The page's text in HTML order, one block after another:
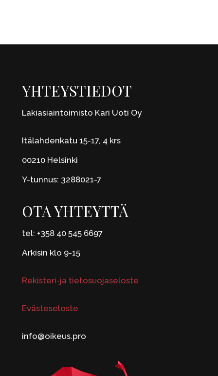
YHTEYSTIEDOT
Lakiasiaintoimisto Kari Uoti Oy
Itälahdenkatu 15-17, 4 krs
00210 Helsinki
Y-tunnus: 3288021-7
OTA YHTEYTTÄ
tel: +358 40 545 6697
Arkisin klo 9-15
Rekisteri-ja tietosuojaseloste
Evästeseloste
info@oikeus.pro